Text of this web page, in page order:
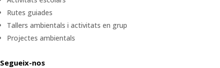
Rutes guiades
Tallers ambientals i activitats en grup
Projectes ambientals
Segueix-nos